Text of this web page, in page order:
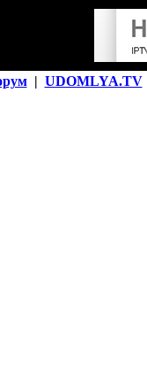
| UDOMLYA.TV